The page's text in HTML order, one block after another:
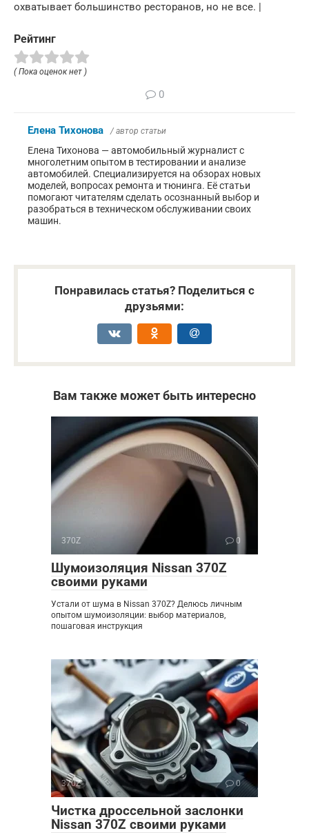
охватывает большинство ресторанов, но не все. |
Рейтинг
( Пока оценок нет )
0
Елена Тихонова / автор статьи
Елена Тихонова — автомобильный журналист с
многолетним опытом в тестировании и анализе
автомобилей. Специализируется на обзорах новых
моделей, вопросах ремонта и тюнинга. Её статьи
помогают читателям сделать осознанный выбор и
разобраться в техническом обслуживании своих
машин.
Понравилась статья? Поделиться с
друзьями:
Вам также может быть интересно
370Z 0
Шумоизоляция Nissan 370Z
своими руками
Устали от шума в Nissan 370Z? Делюсь личным
опытом шумоизоляции: выбор материалов,
пошаговая инструкция
370Z 0
Чистка дроссельной заслонки
Nissan 370Z своими руками